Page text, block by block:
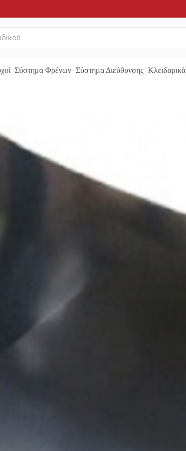
Σύστημα Φρένων Σύστημα Διεύθυνσης Κλειδαρικά